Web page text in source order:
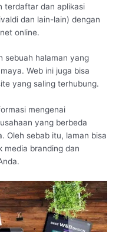
terdaftar dan aplikasi
dan lain-lain) dengan
online.
sebuah halaman yang
Web ini juga bisa
yang saling terhubung.
mengenai
yang berbeda
Oleh sebab itu, laman bisa
media branding dan